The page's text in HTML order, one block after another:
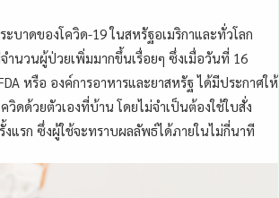
บาดของโควิด-19 ในสหรัฐอเมริกาและทั่วโลก
ำนวนผู้ป่วยเพิ่มมากขึ้นเรื่อยๆ ซึ่งเมื่อวันที่ 16
หรือ องค์การอาหารและยาสหรัฐ ได้มีประกาศให้
ดด้วยตัวเองที่บ้าน โดยไม่จำเป็นต้องใช้ใบสั่ง
แรก ซึ่งผู้ใช้จะทราบผลลัพธ์ได้ภายในไม่กี่นาที